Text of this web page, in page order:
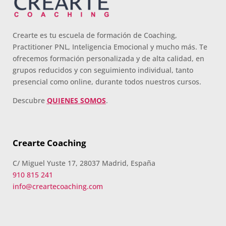
Crearte es tu escuela de formación de Coaching,
Practitioner PNL, Inteligencia Emocional y mucho más. Te
ofrecemos formación personalizada y de alta calidad, en
grupos reducidos y con seguimiento individual, tanto
presencial como online, durante todos nuestros cursos.
Descubre QUIENES SOMOS.
Crearte Coaching
C/ Miguel Yuste 17, 28037 Madrid, España
910 815 241
info@creartecoaching.com